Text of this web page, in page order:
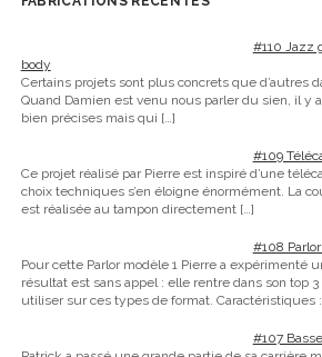
#110 Jazz
body
Certains projets sont plus concrets que d’autres
Quand Damien est venu nous parler du sien, il y
bien précises mais qui […]
#109
Ce projet réalisé par Pierre est inspiré d’une
choix techniques s’en éloigne énormément. La
est réalisée au tampon directement […]
#108
Pour cette Parlor modèle 1 Pierre a expérimenté
résultat est sans appel : elle rentre dans son top
utiliser sur ces types de format. Caractéristiques :
#107